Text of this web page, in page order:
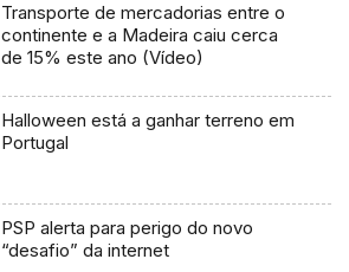
Transporte de mercadorias entre o
continente e a Madeira caiu cerca
de 15% este ano (Vídeo)
Halloween está a ganhar terreno em
Portugal
PSP alerta para perigo do novo
“desafio” da internet